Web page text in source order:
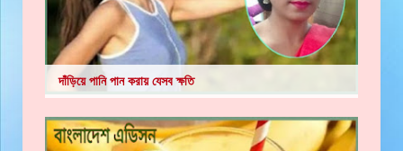
দাঁড়িয়ে পানি পান করায় যেসব ক্ষতি